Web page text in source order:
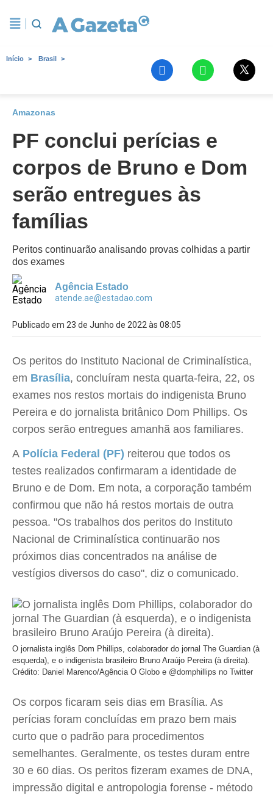
Início Brasil
Amazonas
PF conclui perícias e
corpos de Bruno e Dom
serão entregues às
famílias
Peritos continuarão analisando provas colhidas a partir
dos exames
Agência Estado
atende.ae@estadao.com
Publicado em 23 de Junho de 2022 às 08:05
Os peritos do Instituto Nacional de Criminalística,
em Brasília, concluíram nesta quarta-feira, 22, os
exames nos restos mortais do indigenista Bruno
Pereira e do jornalista britânico Dom Phillips. Os
corpos serão entregues amanhã aos familiares.
A Polícia Federal (PF) reiterou que todos os
testes realizados confirmaram a identidade de
Bruno e de Dom. Em nota, a corporação também
confirmou que não há restos mortais de outra
pessoa. "Os trabalhos dos peritos do Instituto
Nacional de Criminalística continuarão nos
próximos dias concentrados na análise de
vestígios diversos do caso", diz o comunicado.
O jornalista inglês Dom Phillips, colaborador do jornal The Guardian (à
esquerda), e o indigenista brasileiro Bruno Araújo Pereira (à direita).
Crédito: Daniel Marenco/Agência O Globo e @domphillips no Twitter
Os corpos ficaram seis dias em Brasília. As
perícias foram concluídas em prazo bem mais
curto que o padrão para procedimentos
semelhantes. Geralmente, os testes duram entre
30 e 60 dias. Os peritos fizeram exames de DNA,
impressão digital e antropologia forense - método